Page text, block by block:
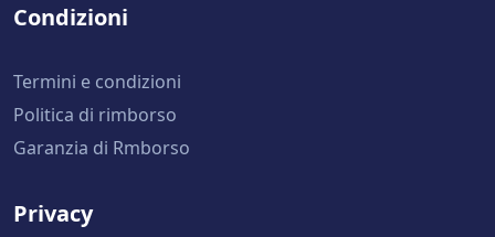
Condizioni
Termini e condizioni
Politica di rimborso
Garanzia di Rmborso
Privacy